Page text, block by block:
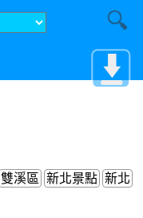
雙溪區 新北景點 新北